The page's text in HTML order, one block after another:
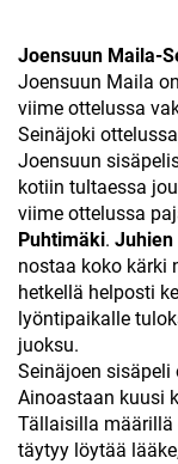
Joensuun Maila-
Joensuun Maila
viime ottelussa
Seinäjoki
Joensuun
kotiin tultaessa
viime ottelussa
Puhtimäki. Juhien
nostaa koko kärki
hetkellä helposti
lyöntipaikalle
juoksu.
Seinäjoen
Ainoastaan kuusi
Tällaisilla määrillä
täytyy löytää